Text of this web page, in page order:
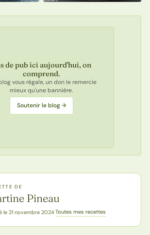
de pub ici aujourd'hui, on
comprend.
vous régale, un don le remercie
mieux qu'une bannière.
Soutenir le blog →
DE
Pineau
le 21 novembre 2024·Toutes mes recettes